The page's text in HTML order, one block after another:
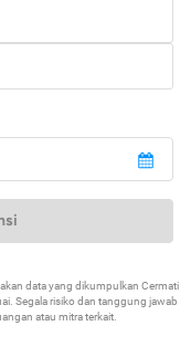
data yang dikumpulkan Cermati
Segala risiko dan tanggung jawab
atau mitra terkait.